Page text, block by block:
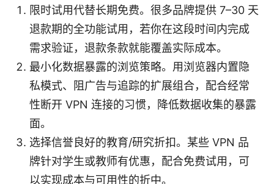
限时试用代替长期免费。很多品牌提供 7–30 天
退款期的全功能试用，若你在这段时间内完成
需求验证，退款条款就能覆盖实际成本。
最小化数据暴露的浏览策略。用浏览器内置隐
私模式、阻广告与追踪的扩展组合，配合经常
性断开 VPN 连接的习惯，降低数据收集的暴露
面。
选择信誉良好的教育/研究折扣。某些 VPN 品
牌针对学生或教师有优惠，配合免费试用，可
以实现成本与可用性的折中。